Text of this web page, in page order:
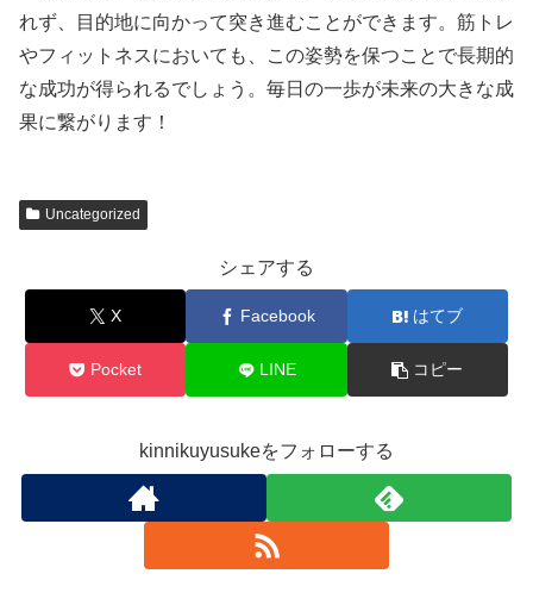
れず、目的地に向かって突き進むことができます。筋トレ
やフィットネスにおいても、この姿勢を保つことで長期的
な成功が得られるでしょう。毎日の一歩が未来の大きな成
果に繋がります！
Uncategorized
シェアする
X Facebook はてブ
Pocket LINE コピー
kinnikuyusukeをフォローする